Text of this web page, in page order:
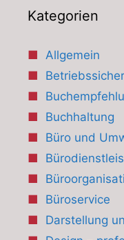
Kategorien
Allgemein
Buchhaltung
Büro und
Büroservice
Darstellung